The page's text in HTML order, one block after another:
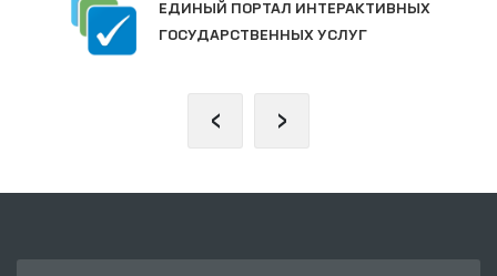
ЕДИНЫЙ ПОРТАЛ ИНТЕРАКТИВНЫХ
ГОСУДАРСТВЕННЫХ УСЛУГ
‹ ›